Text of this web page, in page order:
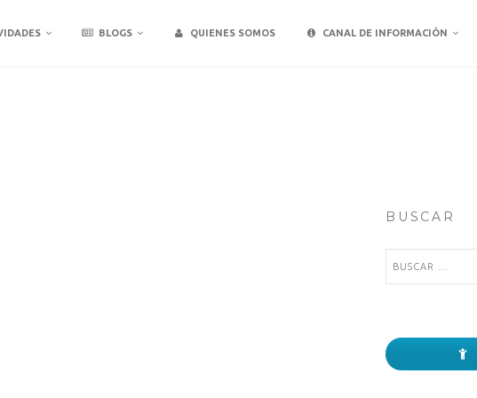
BLOGS QUIENES SOMOS CANAL DE INFORMACIÓN
BUSCAR